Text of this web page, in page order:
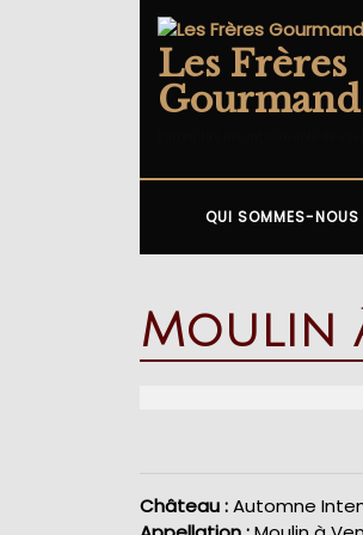
Skip
to
content
Les Frères
QUI SOMMES-NOUS
Moulin
Château :Automne